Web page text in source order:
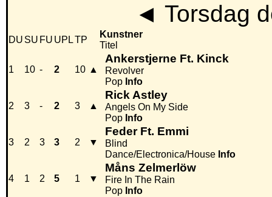
◄ Torsdag
DU SU FU UPLTP
Kunstner
Titel
1 10 - 2 10 ▲
Ankerstjerne Ft. Kinck
Revolver
Pop Info
2 3 - 2 3 ▲
Rick Astley
Angels On My Side
Pop Info
3 2 3 3 2 ▼
Feder Ft. Emmi
Blind
Dance/Electronica/House Info
4 1 2 5 1 ▼
Måns Zelmerlöw
Fire In The Rain
Pop Info